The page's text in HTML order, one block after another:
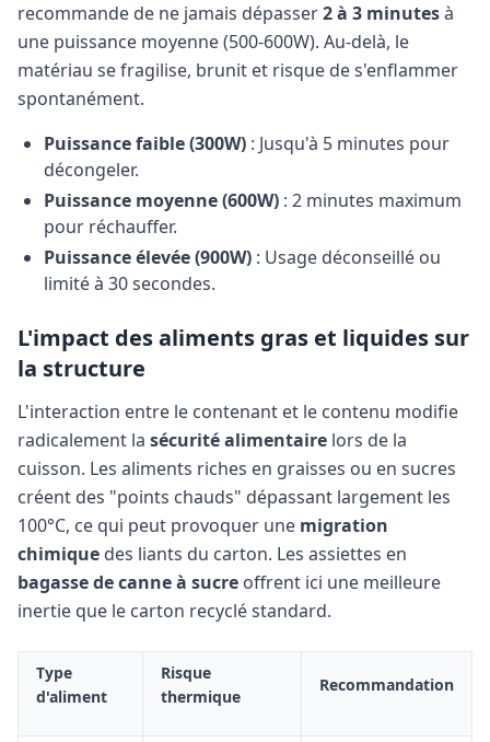
recommande de ne jamais dépasser2 à 3 minutesà
une puissance moyenne (500-600W). Au-delà, le
matériau se fragilise, brunit et risque de s'enflammer
spontanément.
Puissance faible (300W) : Jusqu'à 5 minutes pour
décongeler.
Puissance moyenne (600W) : 2 minutes maximum
pour réchauffer.
Puissance élevée (900W) : Usage déconseillé ou
limité à 30 secondes.
L'impact des aliments gras et liquides sur
la structure
L'interaction entre le contenant et le contenu modifie
radicalement la sécurité alimentaire lors de la
cuisson. Les aliments riches en graisses ou en sucres
créent des "points chauds" dépassant largement les
100°C, ce qui peut provoquer une migration
chimique des liants du carton. Les assiettes en
bagasse de canne à sucre offrent ici une meilleure
inertie que le carton recyclé standard.
Type
d'aliment
Risque
thermique
Recommandation